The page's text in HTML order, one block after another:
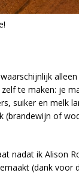
te maken: je
suiker en melk
(brandewijn of
nadat ik Alison
(dank voor